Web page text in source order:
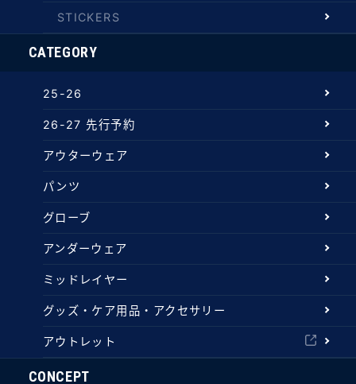
STICKERS
CATEGORY
25-26
26-27 先行予約
アウターウェア
パンツ
グローブ
アンダーウェア
ミッドレイヤー
グッズ・ケア用品・アクセサリー
アウトレット
CONCEPT